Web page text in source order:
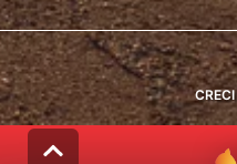
CRECI